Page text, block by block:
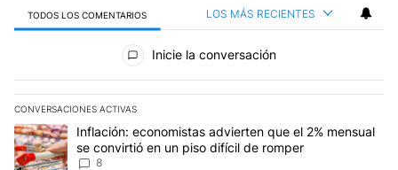
TODOS LOS COMENTARIOS LOS MÁS RECIENTES
Todos los comentarios
Inicie la conversación
CONVERSACIONES ACTIVAS
Este listado muestra los artículos con más comentarios en los
Un artículo de tendencia con el título "Inflación: economistas
Inflación: economistas advierten que el 2% mensual
se convirtió en un piso difícil de romper
8